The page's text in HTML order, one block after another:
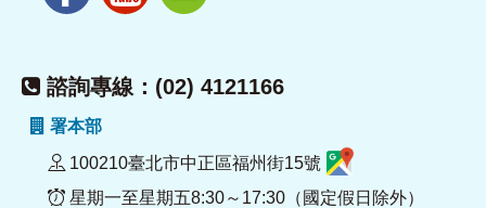
諮詢專線：(02) 4121166
署本部
100210臺北市中正區福州街15號
星期一至星期五8:30～17:30（國定假日除外）